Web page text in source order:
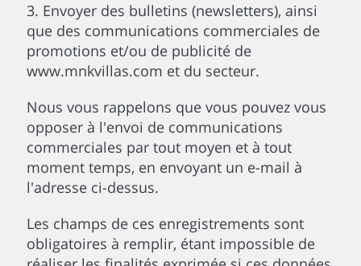
3. Envoyer des bulletins (newsletters), ainsi
que des communications commerciales de
promotions et/ou de publicité de
www.mnkvillas.com et du secteur.
Nous vous rappelons que vous pouvez vous
opposer à l'envoi de communications
commerciales par tout moyen et à tout
moment temps, en envoyant un e-mail à
l'adresse ci-dessus.
Les champs de ces enregistrements sont
obligatoires à remplir, étant impossible de